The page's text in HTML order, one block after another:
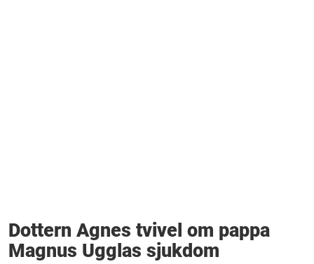
Dottern Agnes tvivel om pappa
Magnus Ugglas sjukdom